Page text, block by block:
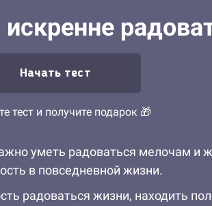
Начать тест
тест и получите подарок 🎁
уметь радоваться мелочам и
в повседневной жизни.
радоваться жизни, находить